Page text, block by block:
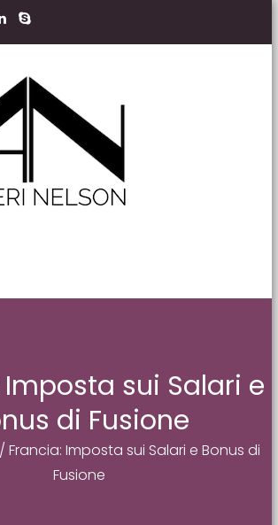
sui Salari e
di Fusione
/ Francia: Imposta sui Salari e Bonus di
Fusione